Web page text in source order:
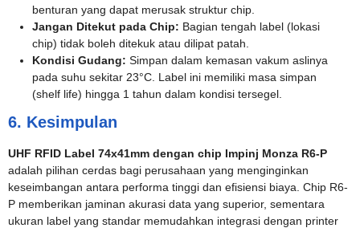
benturan yang dapat merusak struktur chip.
Jangan Ditekut pada Chip: Bagian tengah label (lokasi
chip) tidak boleh ditekuk atau dilipat patah.
Kondisi Gudang: Simpan dalam kemasan vakum aslinya
pada suhu sekitar 23°C. Label ini memiliki masa simpan
(shelf life) hingga 1 tahun dalam kondisi tersegel.
6. Kesimpulan
UHF RFID Label 74x41mm dengan chip Impinj Monza R6-P
adalah pilihan cerdas bagi perusahaan yang menginginkan
keseimbangan antara performa tinggi dan efisiensi biaya. Chip R6-
P memberikan jaminan akurasi data yang superior, sementara
ukuran label yang standar memudahkan integrasi dengan printer